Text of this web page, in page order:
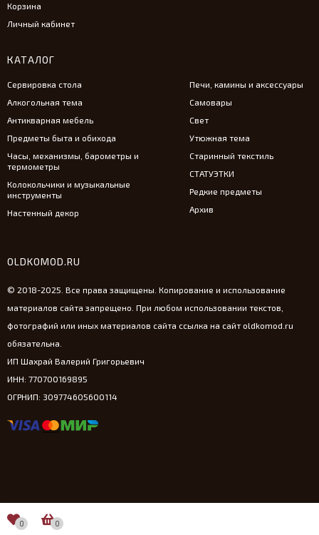
Корзина
Личный кабинет
КАТАЛОГ
Сервировка стола
Алкогольная тема
Антикварная мебель
Предметы быта и обихода
Часы, механизмы, барометры и
термометры
Колокольчики и музыкальные
инструменты
Настенный декор
Печи, камины и аксессуары
Самовары
Свет
Утюжная тема
Старинный текстиль
СТАТУЭТКИ
Редкие предметы
Архив
OLDKOMOD.RU
© 2018-2025. Все права защищены. Копирование и использование
материалов сайта запрещено. При любом использовании текстов,
фотографий или иных материалов сайта ссылка на сайт oldkomod.ru
обязательна.
ИП Шахрай Валерий Григорьевич
ИНН: 770700169895
ОГРНИП: 309774605600114
0 0